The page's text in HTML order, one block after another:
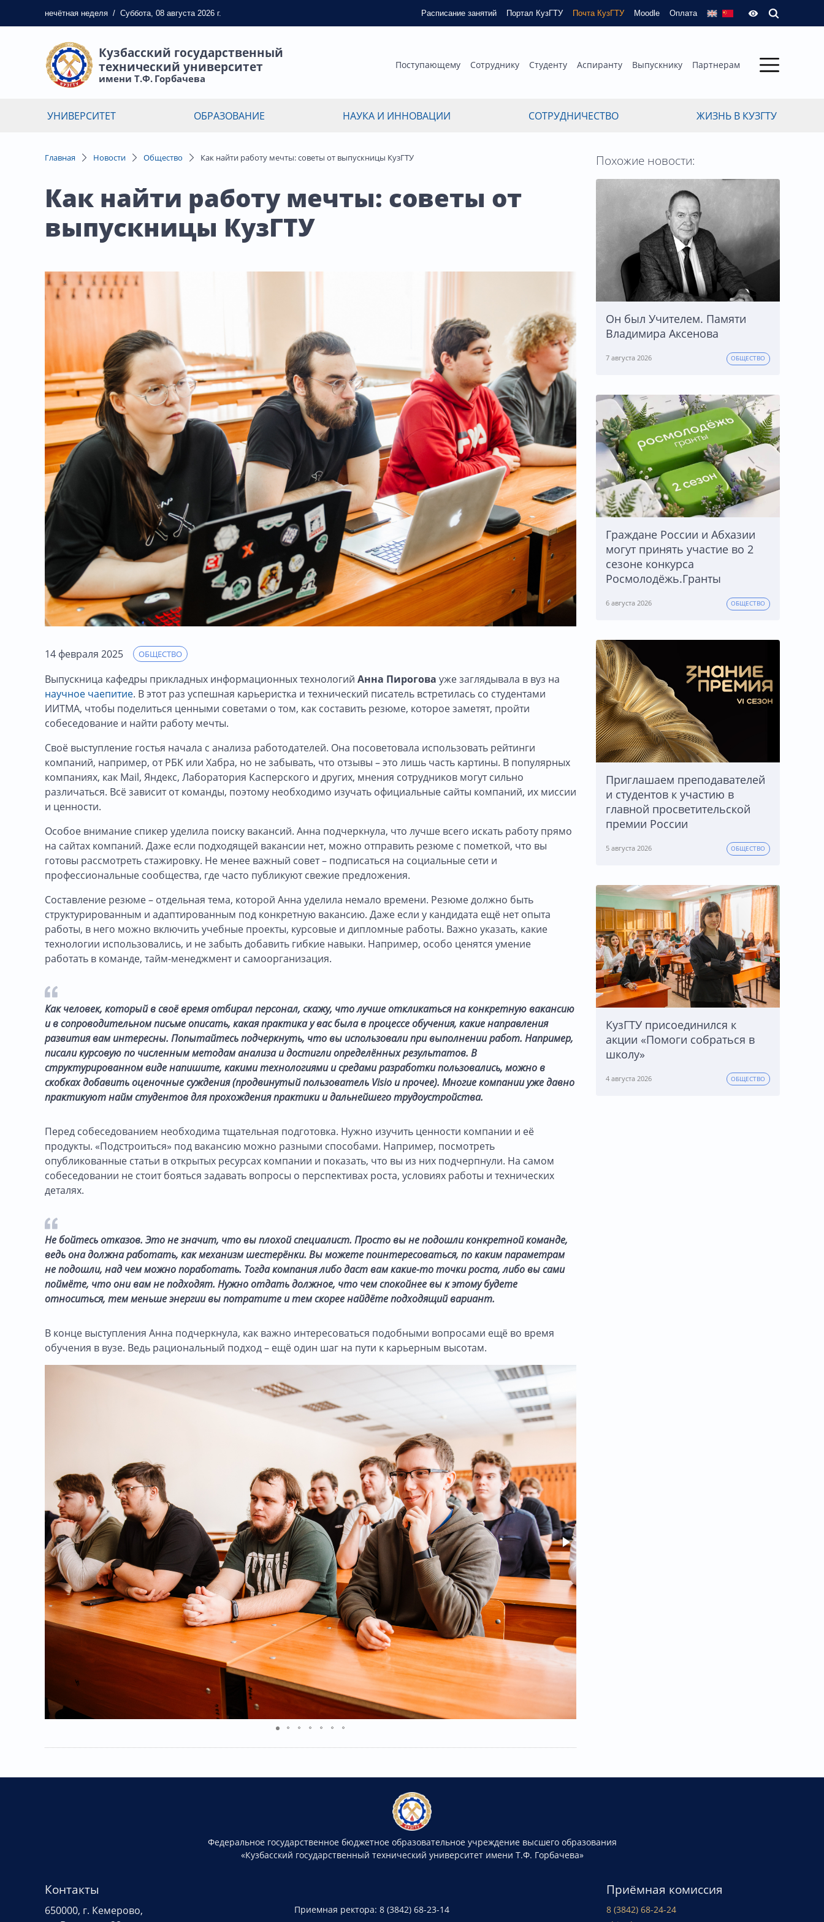
нечётная неделя / Суббота, 08 августа 2026 г. Расписание занятий Портал КузГТУ Почта КузГТУ Moodle Оплата
Кузбасский государственный
технический университет
имени Т.Ф. Горбачева
Поступающему Сотруднику Студенту Аспиранту Выпускнику Партнерам
УНИВЕРСИТЕТ ОБРАЗОВАНИЕ НАУКА И ИННОВАЦИИ СОТРУДНИЧЕСТВО ЖИЗНЬ В КУЗГТУ
Главная Новости Общество Как найти работу мечты: советы от выпускницы КузГТУ
Как найти работу мечты: советы от
выпускницы КузГТУ
14 февраля 2025 ОБЩЕСТВО
Выпускница кафедры прикладных информационных технологий Анна Пирогова уже заглядывала в вуз на
научное чаепитие. В этот раз успешная карьеристка и технический писатель встретилась со студентами
ИИТМА, чтобы поделиться ценными советами о том, как составить резюме, которое заметят, пройти
собеседование и найти работу мечты.
Своё выступление гостья начала с анализа работодателей. Она посоветовала использовать рейтинги
компаний, например, от РБК или Хабра, но не забывать, что отзывы – это лишь часть картины. В популярных
компаниях, как Mail, Яндекс, Лаборатория Касперского и других, мнения сотрудников могут сильно
различаться. Всё зависит от команды, поэтому необходимо изучать официальные сайты компаний, их миссии
и ценности.
Особое внимание спикер уделила поиску вакансий. Анна подчеркнула, что лучше всего искать работу прямо
на сайтах компаний. Даже если подходящей вакансии нет, можно отправить резюме с пометкой, что вы
готовы рассмотреть стажировку. Не менее важный совет – подписаться на социальные сети и
профессиональные сообщества, где часто публикуют свежие предложения.
Составление резюме – отдельная тема, которой Анна уделила немало времени. Резюме должно быть
структурированным и адаптированным под конкретную вакансию. Даже если у кандидата ещё нет опыта
работы, в него можно включить учебные проекты, курсовые и дипломные работы. Важно указать, какие
технологии использовались, и не забыть добавить гибкие навыки. Например, особо ценятся умение
работать в команде, тайм-менеджмент и самоорганизация.
Как человек, который в своё время отбирал персонал, скажу, что лучше откликаться на конкретную вакансию
и в сопроводительном письме описать, какая практика у вас была в процессе обучения, какие направления
развития вам интересны. Попытайтесь подчеркнуть, что вы использовали при выполнении работ. Например,
писали курсовую по численным методам анализа и достигли определённых результатов. В
структурированном виде напишите, какими технологиями и средами разработки пользовались, можно в
скобках добавить оценочные суждения (продвинутый пользователь Visio и прочее). Многие компании уже давно
практикуют найм студентов для прохождения практики и дальнейшего трудоустройства.
Перед собеседованием необходима тщательная подготовка. Нужно изучить ценности компании и её
продукты. «Подстроиться» под вакансию можно разными способами. Например, посмотреть
опубликованные статьи в открытых ресурсах компании и показать, что вы из них подчерпнули. На самом
собеседовании не стоит бояться задавать вопросы о перспективах роста, условиях работы и технических
деталях.
Не бойтесь отказов. Это не значит, что вы плохой специалист. Просто вы не подошли конкретной команде,
ведь она должна работать, как механизм шестерёнки. Вы можете поинтересоваться, по каким параметрам
не подошли, над чем можно поработать. Тогда компания либо даст вам какие-то точки роста, либо вы сами
поймёте, что они вам не подходят. Нужно отдать должное, что чем спокойнее вы к этому будете
относиться, тем меньше энергии вы потратите и тем скорее найдёте подходящий вариант.
В конце выступления Анна подчеркнула, как важно интересоваться подобными вопросами ещё во время
обучения в вузе. Ведь рациональный подход – ещё один шаг на пути к карьерным высотам.
Похожие новости:
Он был Учителем. Памяти
Владимира Аксенова
7 августа 2026 ОБЩЕСТВО
Граждане России и Абхазии
могут принять участие во 2
сезоне конкурса
Росмолодёжь.Гранты
6 августа 2026 ОБЩЕСТВО
Приглашаем преподавателей
и студентов к участию в
главной просветительской
премии России
5 августа 2026 ОБЩЕСТВО
КузГТУ присоединился к
акции «Помоги собраться в
школу»
4 августа 2026 ОБЩЕСТВО
Федеральное государственное бюджетное образовательное учреждение высшего образования
«Кузбасский государственный технический университет имени Т.Ф. Горбачева»
Контакты
650000, г. Кемерово,
Приемная ректора: 8 (3842) 68-23-14
Приёмная комиссия
8 (3842) 68-24-24